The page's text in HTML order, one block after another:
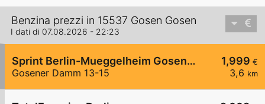
Benzina prezzi in 15537 Gosen Gosen
I dati di 07.08.2026 - 22:23
1,999 €
3,6 km
Sprint Berlin-Mueggelheim Gosener Damm
Gosener Damm 13-15